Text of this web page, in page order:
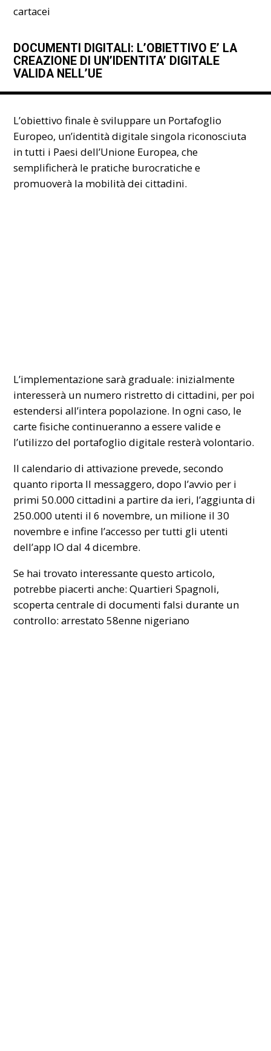
cartacei
DOCUMENTI DIGITALI: L’OBIETTIVO E’ LA
CREAZIONE DI UN’IDENTITA’ DIGITALE
VALIDA NELL’UE
L’obiettivo finale è sviluppare un Portafoglio
Europeo, un’identità digitale singola riconosciuta
in tutti i Paesi dell’Unione Europea, che
semplificherà le pratiche burocratiche e
promuoverà la mobilità dei cittadini.
L’implementazione sarà graduale: inizialmente
interesserà un numero ristretto di cittadini, per poi
estendersi all’intera popolazione. In ogni caso, le
carte fisiche continueranno a essere valide e
l’utilizzo del portafoglio digitale resterà volontario.
Il calendario di attivazione prevede, secondo
quanto riporta Il messaggero, dopo l’avvio per i
primi 50.000 cittadini a partire da ieri, l’aggiunta di
250.000 utenti il 6 novembre, un milione il 30
novembre e infine l’accesso per tutti gli utenti
dell’app IO dal 4 dicembre.
Se hai trovato interessante questo articolo,
potrebbe piacerti anche:Quartieri Spagnoli,
scoperta centrale di documenti falsi durante un
controllo: arrestato 58enne nigeriano